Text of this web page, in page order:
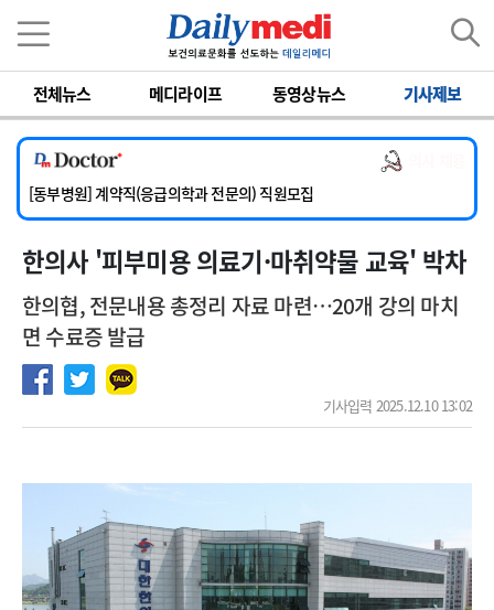
전체뉴스 메디라이프 동영상뉴스 기사제보
[서울아산병원] 2026년 하반기 인턴 모집
[영남대학교의료원] 마취통증의학과 임기제 임상의사 채용
[충남대학교병원] 소아청소년과(소아응급전담) 계약직 의사 공개채용
[동부병원] 계약직(응급의학과 전문의) 직원모집
[이대목동병원] 하반기 전공의(레지던트1년차) 모집
[서울아산병원] 2026년 하반기 인턴 모집
한의사 '피부미용 의료기·마취약물 교육' 박차
한의협, 전문내용 총정리 자료 마련…20개 강의 마치
면 수료증 발급
기사입력 2025.12.10 13:02